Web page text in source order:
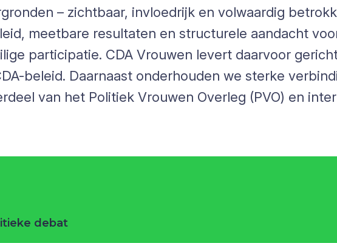
– zichtbaar, invloedrijk en volwaardig
meetbare resultaten en structurele aandacht
participatie. CDA Vrouwen levert daarvoor
beleid. Daarnaast onderhouden we sterke
van het Politiek Vrouwen Overleg (PVO) en
debat